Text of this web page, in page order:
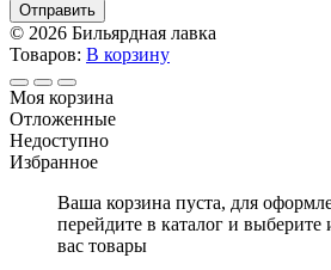
Отправить
© 2026 Бильярдная лавка
Товаров: В корзину
Моя корзина
Отложенные
Недоступно
Избранное
Ваша корзина пуста, для
перейдите в каталог и
вас товары